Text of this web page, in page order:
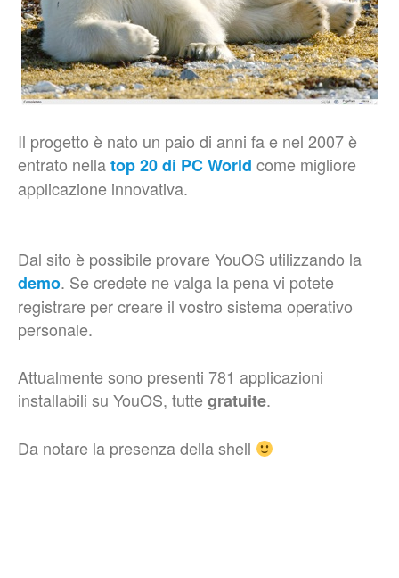
Il progetto è nato un paio di anni fa e nel 2007 è
entrato nellatop 20 di PC World come migliore
applicazione innovativa.
Dal sito è possibile provare YouOS utilizzando la
demo. Se credete ne valga la pena vi potete
registrare per creare il vostro sistema operativo
personale.
Attualmente sono presenti 781 applicazioni
installabili su YouOS, tuttegratuite.
Da notare la presenza della shell